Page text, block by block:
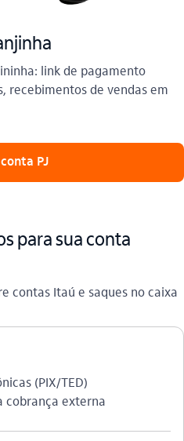
link de pagamento
recebimentos de vendas em
PJ
para sua conta
contas Itaú e saques no caixa
(PIX/TED)
cobrança externa